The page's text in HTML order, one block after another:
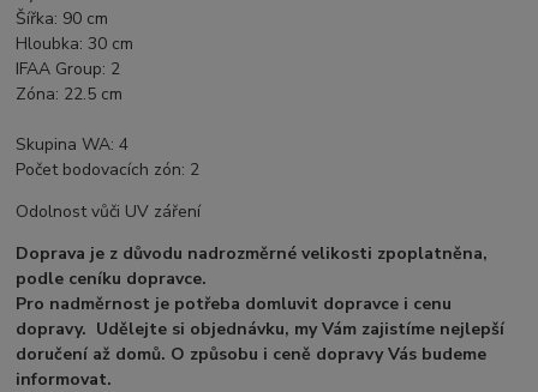
Šířka: 90 cm
Hloubka: 30 cm
IFAA Group: 2
Zóna: 22.5 cm
Skupina WA: 4
Počet bodovacích zón: 2
Odolnost vůči UV záření
Doprava je z důvodu nadrozměrné velikosti zpoplatněna,
podle ceníku dopravce.
Pro nadměrnost je potřeba domluvit dopravce i cenu
dopravy. Udělejte si objednávku, my Vám zajistíme nejlepší
doručení až domů. O způsobu i ceně dopravy Vás budeme
informovat.